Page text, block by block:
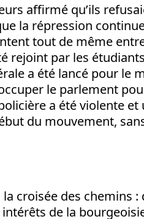
affirmé qu’ils
la répression
tout de même
rejoint par les
a été lancé pour le
le parlement
a été violente
du mouvement,
croisée des chemins :
de la